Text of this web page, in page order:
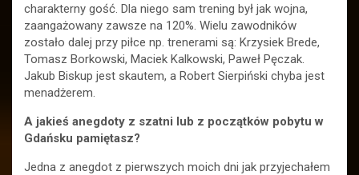
charakterny gość. Dla niego sam trening był jak wojna,
zaangażowany zawsze na 120%. Wielu zawodników
zostało dalej przy piłce np. trenerami są: Krzysiek Brede,
Tomasz Borkowski, Maciek Kalkowski, Paweł Pęczak.
Jakub Biskup jest skautem, a Robert Sierpiński chyba jest
menadżerem.
A jakieś anegdoty z szatni lub z początków pobytu w
Gdańsku pamiętasz?
Jedna z anegdot z pierwszych moich dni jak przyjechałem